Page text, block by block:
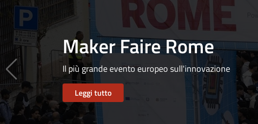
Maker Faire Rome
Il più grande evento europeo sull'innovazione
Leggi tutto